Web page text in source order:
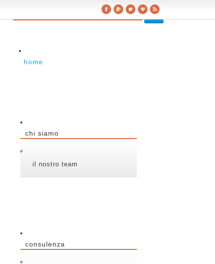
home
chi siamo
il nostro team
consulenza